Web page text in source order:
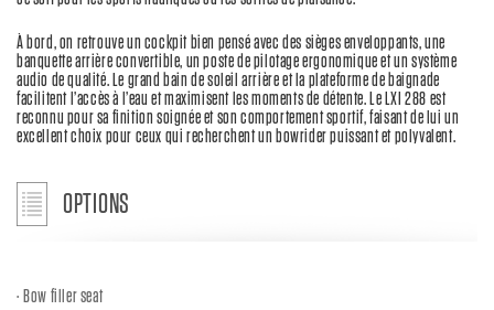
À bord, on retrouve un cockpit bien pensé avec des sièges enveloppants, une
banquette arrière convertible, un poste de pilotage ergonomique et un système
audio de qualité. Le grand bain de soleil arrière et la plateforme de baignade
facilitent l’accès à l’eau et maximisent les moments de détente. Le LXI 288 est
reconnu pour sa finition soignée et son comportement sportif, faisant de lui un
excellent choix pour ceux qui recherchent un bowrider puissant et polyvalent.
OPTIONS
Bow filler seat